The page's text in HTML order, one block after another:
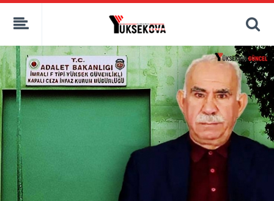
kaçak bahis
deneme bonusu
canlı bahis siteleri
deneme bonusu veren siteler
bahis siteleri
porno izle